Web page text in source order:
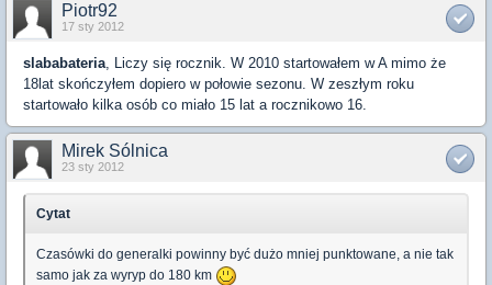
Piotr92
17 sty 2012
slababateria, Liczy się rocznik. W 2010 startowałem w A mimo że
18lat skończyłem dopiero w połowie sezonu. W zeszłym roku
startowało kilka osób co miało 15 lat a rocznikowo 16.
Mirek Sólnica
23 sty 2012
Cytat
Czasówki do generalki powinny być dużo mniej punktowane, a nie tak
samo jak za wyryp do 180 km